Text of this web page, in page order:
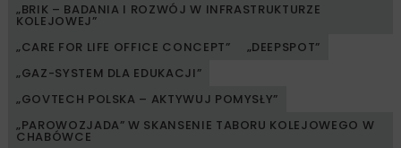
„BRIK – BADANIA I ROZWÓJ W INFRASTRUKTURZE
KOLEJOWEJ”
„CARE FOR LIFE OFFICE CONCEPT”
„DEEPSPOT”
„GAZ-SYSTEM DLA EDUKACJI”
„GOVTECH POLSKA – AKTYWUJ POMYSŁY”
„PAROWOZJADA” W SKANSENIE TABORU KOLEJOWEGO W
CHABÓWCE